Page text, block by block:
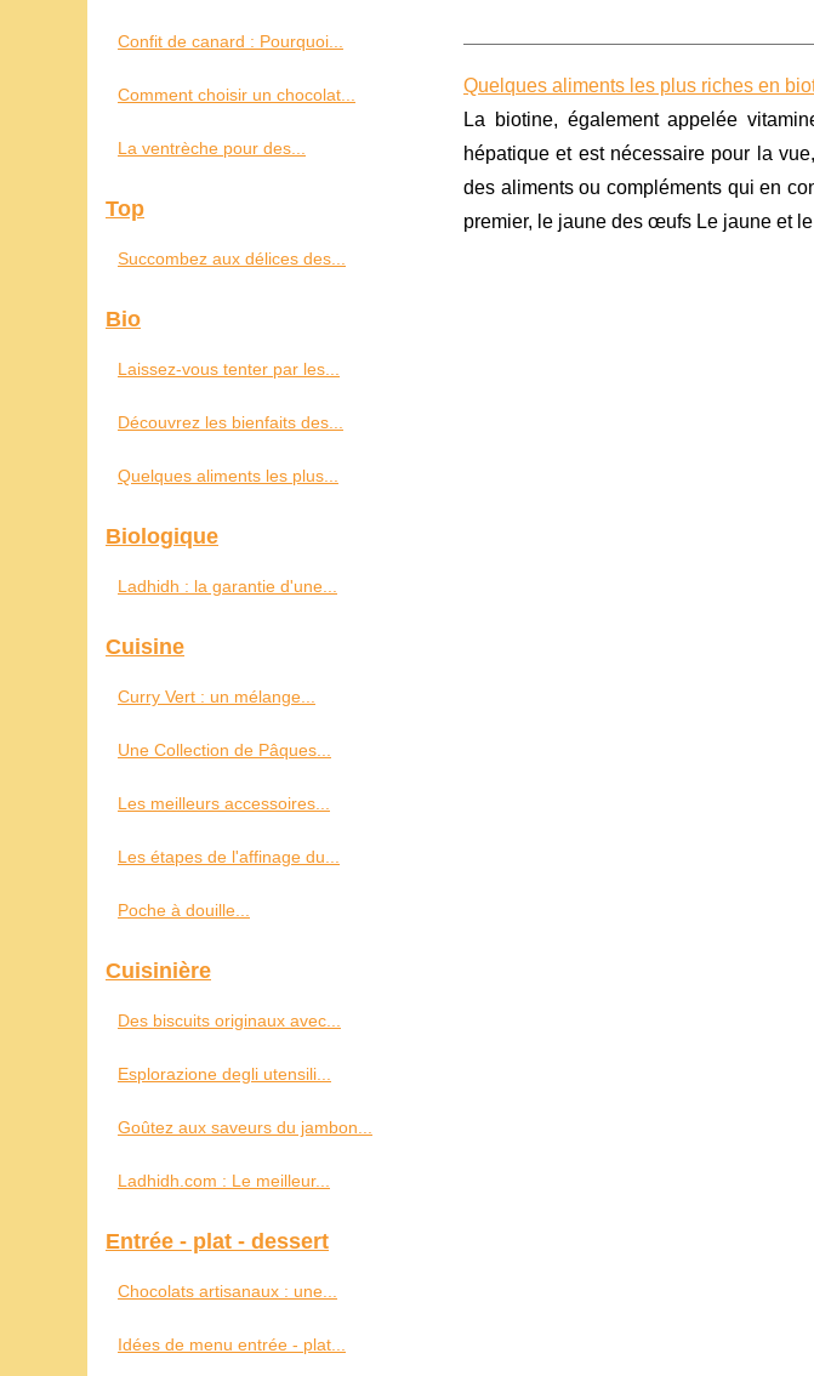
Quelques aliments les plus riches en
La biotine, également appelée
hépatique et est nécessaire pour la
des aliments ou compléments qui en
premier, le jaune des œufs Le jaune et
Confit de canard : Pourquoi...
Comment choisir un chocolat...
La ventrèche pour des...
Top
Succombez aux délices des...
Bio
Laissez-vous tenter par les...
Découvrez les bienfaits des...
Quelques aliments les plus...
Biologique
Ladhidh : la garantie d'une...
Cuisine
Curry Vert : un mélange...
Une Collection de Pâques...
Les meilleurs accessoires...
Les étapes de l'affinage du...
Poche à douille...
Cuisinière
Des biscuits originaux avec...
Esplorazione degli utensili...
Goûtez aux saveurs du jambon...
Ladhidh.com : Le meilleur...
Entrée - plat - dessert
Chocolats artisanaux : une...
Idées de menu entrée - plat...